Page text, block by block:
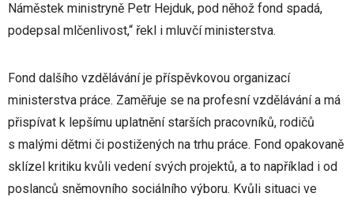
Náměstek ministryně Petr Hejduk, pod něhož fond spadá,
podepsal mlčenlivost,“ řekl i mluvčí ministerstva.
Fond dalšího vzdělávání je příspěvkovou organizací
ministerstva práce. Zaměřuje se na profesní vzdělávání a má
přispívat k lepšímu uplatnění starších pracovníků, rodičů
s malými dětmi či postižených na trhu práce. Fond opakovaně
sklízel kritiku kvůli vedení svých projektů, a to například i od
poslanců sněmovního sociálního výboru. Kvůli situaci ve